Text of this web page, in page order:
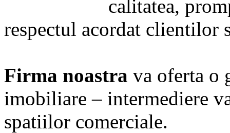
calitatea,
respectul acordat clientilor
Firma noastra va oferta o
imobiliare – intermediere
spatiilor comerciale.